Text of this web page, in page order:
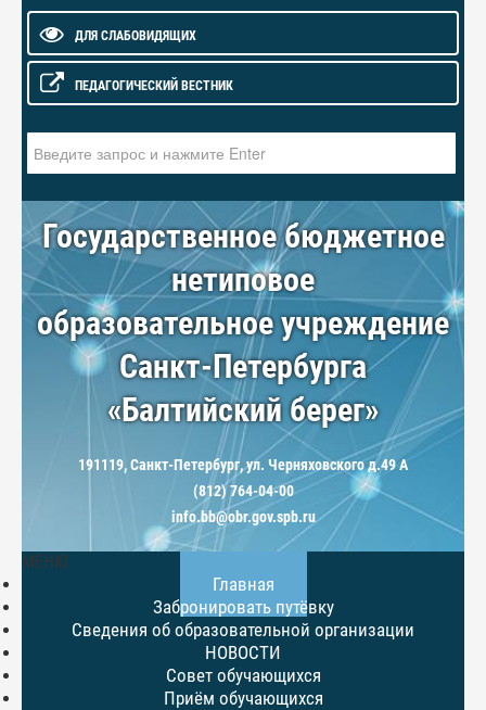
ДЛЯ СЛАБОВИДЯЩИХ
ПЕДАГОГИЧЕСКИЙ ВЕСТНИК
Государственное бюджетное
нетиповое
образовательное учреждение
Санкт-Петербурга
«Балтийский берег»
191119, Санкт-Петербург, ул. Черняховского д.49 А
(812) 764-04-00
info.bb@obr.gov.spb.ru
МЕНЮ
Главная
Забронировать путёвку
Сведения об образовательной организации
НОВОСТИ
Совет обучающихся
Приём обучающихся